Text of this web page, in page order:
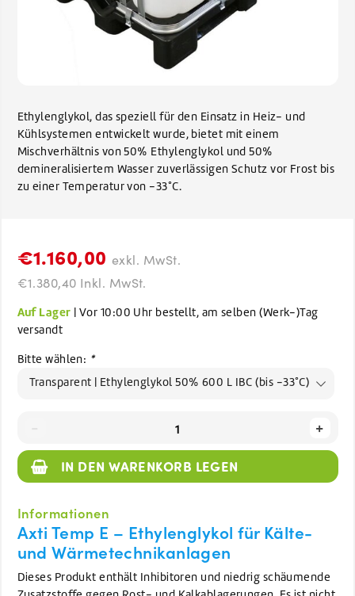
Ethylenglykol, das speziell für den Einsatz in Heiz- und
Kühlsystemen entwickelt wurde, bietet mit einem
Mischverhältnis von 50% Ethylenglykol und 50%
demineralisiertem Wasser zuverlässigen Schutz vor Frost bis
zu einer Temperatur von -33°C.
€1.160,00 exkl. MwSt.
€1.380,40 Inkl. MwSt.
Auf Lager | Vor 10:00 Uhr bestellt, am selben (Werk-)Tag
versandt
Bitte wählen: *
Transparent | Ethylenglykol 50% 600 L IBC (bis -33°C)
+
IN DEN WARENKORB LEGEN
Informationen
Axti Temp E – Ethylenglykol für Kälte-
und Wärmetechnikanlagen
Dieses Produkt enthält Inhibitoren und niedrig schäumende